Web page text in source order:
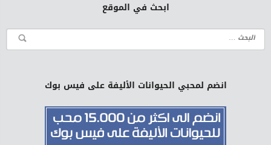
ابحث في الموقع
انضم لمحبي الحيوانات الأليفة على فيس بوك